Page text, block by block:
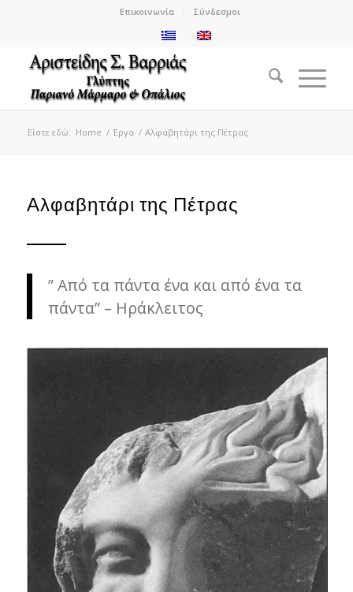
Επικοινωνία Σύνδεσμοι
Είστε εδώ: Home / Έργα / Αλφαβητάρι της Πέτρας
Αλφαβητάρι της Πέτρας
” Από τα πάντα ένα και από ένα τα
πάντα”– Ηράκλειτος